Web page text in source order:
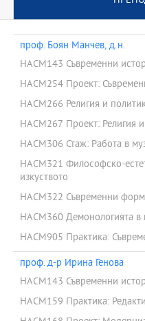
проф. Боян Манчев, д.н.
HACM143 Съвременни
HACM254 Проект:
HACM266 Религия и
HACM267 Проект: Религия
HACM306 Стаж: Работа в
HACM321 Философско-
изкуството
HACM322 Съвременни
HACM360 Демонологията в
HACM905 Практика:
проф. д-р Ирина Генова
HACM143 Съвременни
HACM159 Практика: